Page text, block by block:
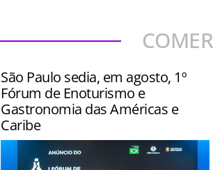
São Paulo sedia, em agosto, 1º
Fórum de Enoturismo e
Gastronomia das Américas e
Caribe